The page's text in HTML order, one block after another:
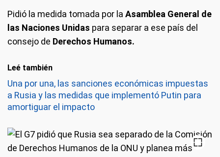
Pidió la medida tomada por la Asamblea General de
las Naciones Unidas para separar a ese país del
consejo de Derechos Humanos.
Leé también
Una por una, las sanciones económicas impuestas
a Rusia y las medidas que implementó Putin para
amortiguar el impacto